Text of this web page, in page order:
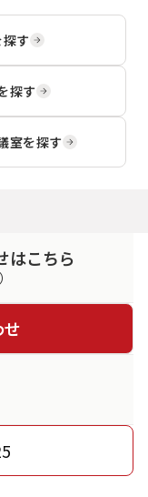
す
探す
室を探す
はこちら